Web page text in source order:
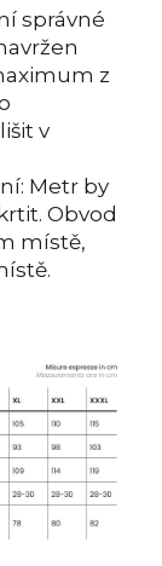
správné
z
v
Metr by
Obvod
místě,